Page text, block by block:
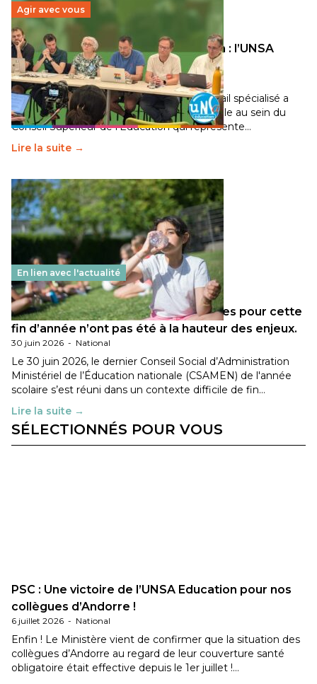
Agir avec vous
Transition écologique de l’éducation : l’UNSA
Éducation fait bouger les lignes
30 juin 2026-National
Pendant plusieurs mois, un groupe de travail spécialisé a
travaillé sur la transition écologique de l’Ecole au sein du
Conseil Supérieur de l’Éducation qui représente…
Lire la suite →
En lien avec l'actualité
Les décisions ministérielles attendues pour cette
fin d’année n’ont pas été à la hauteur des enjeux.
30 juin 2026 - National
Le 30 juin 2026, le dernier Conseil Social d’Administration
Ministériel de l’Éducation nationale (CSAMEN) de l'année
scolaire s’est réuni dans un contexte difficile de fin…
Lire la suite →
SÉLECTIONNÉS POUR VOUS
PSC : Une victoire de l’UNSA Education pour nos
collègues d’Andorre !
6 juillet 2026 - National
Enfin ! Le Ministère vient de confirmer que la situation des
collègues d’Andorre au regard de leur couverture santé
obligatoire était effective depuis le 1er juillet !…